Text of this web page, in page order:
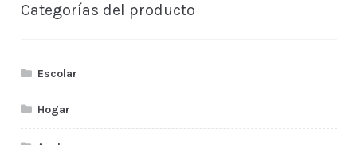
Categorías del producto
Escolar
Hogar